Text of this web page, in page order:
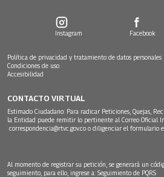
Instagram Facebook
Política de privacidad y tratamiento de datos personales
Condiciones de uso
Accesibilidad
CONTACTO VIRTUAL
Estimado Ciudadano: Para radicar Peticiones, Quejas,
la Entidad puede remitir lo pertinente al Correo Oficial
correspondencia@rtvc.gov.co o diligenciar el formulario
Al momento de registrar su petición, se generará un
seguimiento, para ello, ingrese a: Seguimiento de PQRS